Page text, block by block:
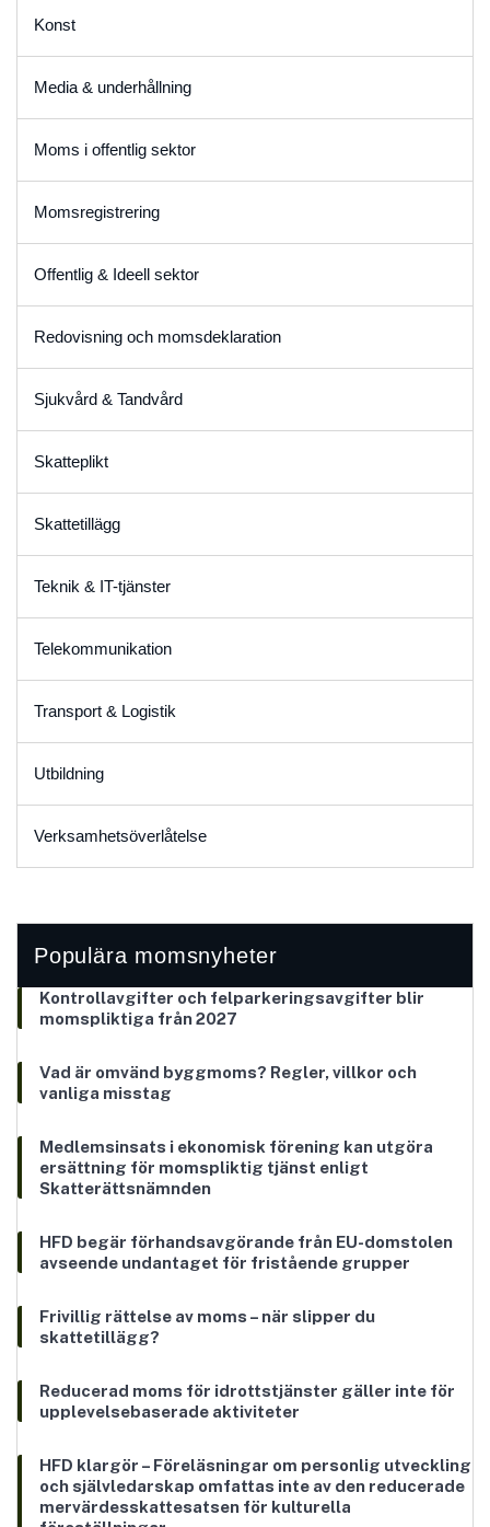
Konst
Media & underhållning
Moms i offentlig sektor
Momsregistrering
Offentlig & Ideell sektor
Redovisning och momsdeklaration
Sjukvård & Tandvård
Skatteplikt
Skattetillägg
Teknik & IT-tjänster
Telekommunikation
Transport & Logistik
Utbildning
Verksamhetsöverlåtelse
Populära momsnyheter
Kontrollavgifter och felparkeringsavgifter blir
momspliktiga från 2027
Vad är omvänd byggmoms? Regler, villkor och
vanliga misstag
Medlemsinsats i ekonomisk förening kan utgöra
ersättning för momspliktig tjänst enligt
Skatterättsnämnden
HFD begär förhandsavgörande från EU-domstolen
avseende undantaget för fristående grupper
Frivillig rättelse av moms – när slipper du
skattetillägg?
Reducerad moms för idrottstjänster gäller inte för
upplevelsebaserade aktiviteter
HFD klargör – Föreläsningar om personlig utveckling
och självledarskap omfattas inte av den reducerade
mervärdesskattesatsen för kulturella